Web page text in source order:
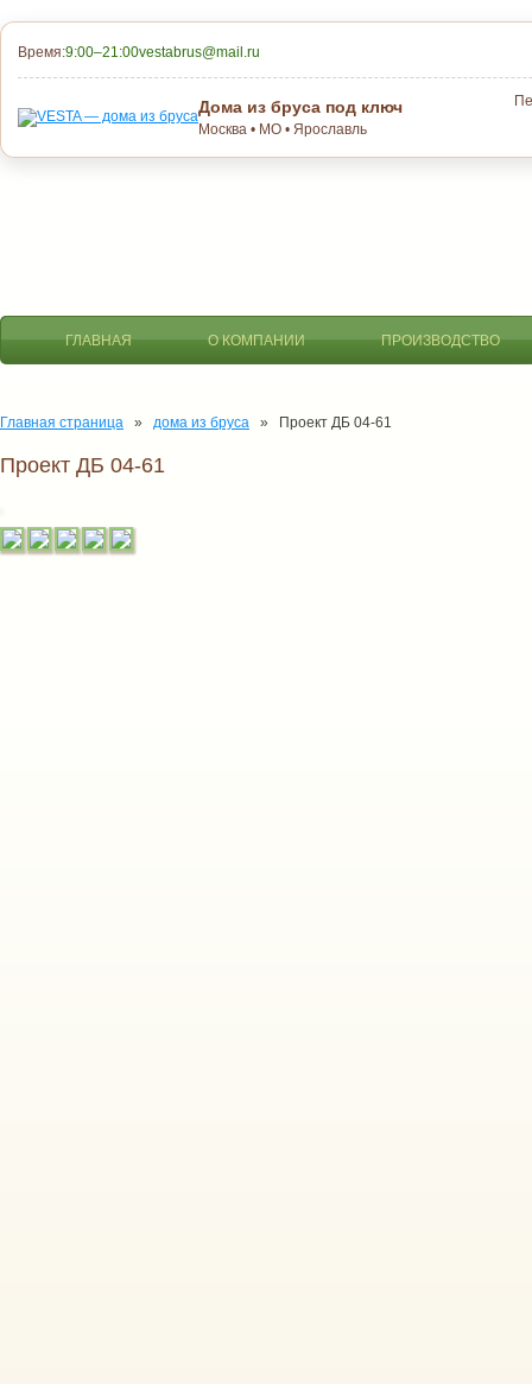
Время:9:00–21:00vestabrus@mail.ru
Дома из бруса под ключ
Москва • МО • Ярославль
ГЛАВНАЯ О КОМПАНИИ ПРОИЗВОДСТВО
Главная страница » дома из бруса » Проект ДБ 04-61
Проект ДБ 04-61